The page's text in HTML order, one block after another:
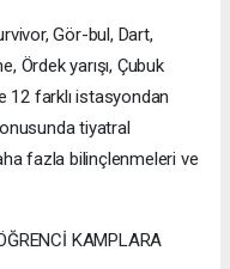
Gör-bul, Dart,
Ördek yarışı, Çubuk
12 farklı istasyondan
tiyatral
fazla bilinçlenmeleri ve
KAMPLARA